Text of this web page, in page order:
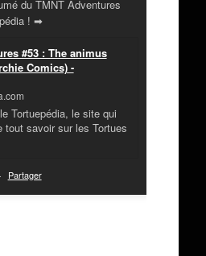
du TMNT Adventures
! ➡
#53 : The animus
Comics) -
Tortuepédia, le site qui
tout savoir sur les Tortues
· Partager